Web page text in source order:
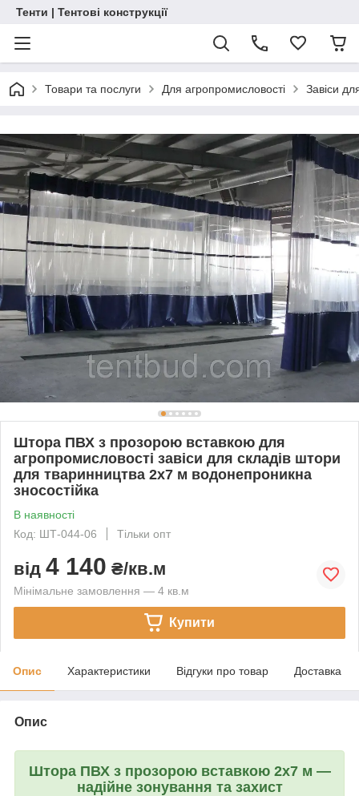
Тенти | Тентові конструкції
Товари та послуги Для агропромисловості Завіси
Штора ПВХ з прозорою вставкою для
агропромисловості завіси для складів штори
для тваринництва 2x7 м водонепроникна
зносостійка
В наявності
Код: ШТ-044-06
Тільки опт
від 4 140 ₴/кв.м
Мінімальне замовлення — 4 кв.м
Купити
Опис Характеристики Відгуки про товар Доставка
Опис
Штора ПВХ з прозорою вставкою 2х7 м —
надійне зонування та захист